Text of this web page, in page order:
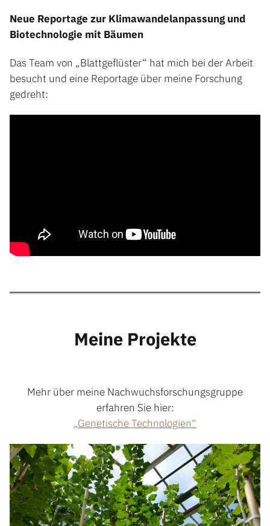
Neue Reportage zur Klimawandelanpassung und
Biotechnologie mit Bäumen
Das Team von „Blattgeflüster“ hat mich bei der Arbeit
besucht und eine Reportage über meine Forschung
gedreht:
Meine Projekte
Mehr über meine Nachwuchsforschungsgruppe
erfahren Sie hier:
„Genetische Technologien“